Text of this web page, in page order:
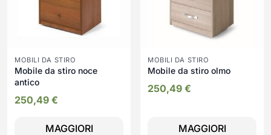
MOBILI DA STIRO
Mobile da stiro noce
antico
250,49 €
MAGGIORI
MOBILI DA STIRO
Mobile da stiro olmo
250,49 €
MAGGIORI